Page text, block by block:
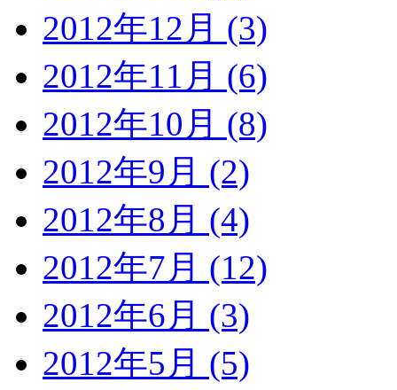
2012年12月 (3)
2012年11月 (6)
2012年10月 (8)
2012年9月 (2)
2012年8月 (4)
2012年7月 (12)
2012年6月 (3)
2012年5月 (5)